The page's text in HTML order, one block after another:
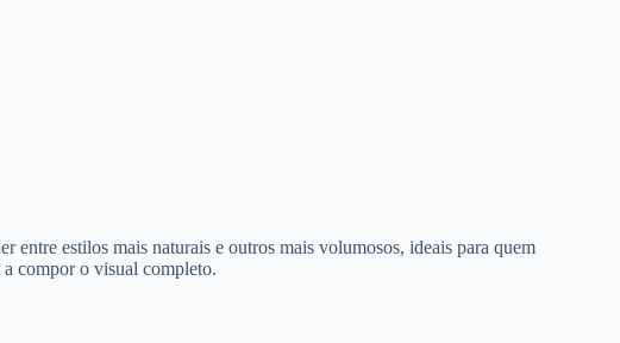
estilos mais naturais e outros mais volumosos, ideais para quem
compor o visual completo.